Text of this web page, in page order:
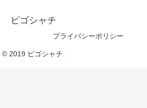
ピゴシャチ
プライバシーポリシー
© 2019 ピゴシャチ.